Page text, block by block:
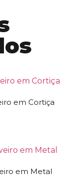
em Cortiça
em Metal